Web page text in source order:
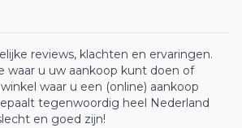
reviews, klachten en ervaringen.
waar u uw aankoop kunt doen of
waar u een (online) aankoop
tegenwoordig heel Nederland
en goed zijn!